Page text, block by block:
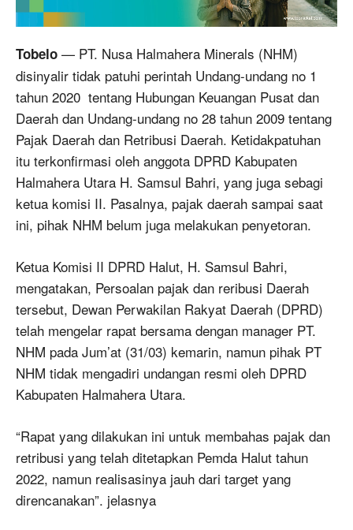
Tobelo — PT. Nusa Halmahera Minerals (NHM)
disinyalir tidak patuhi perintah Undang-undang no 1
tahun 2020 tentang Hubungan Keuangan Pusat dan
Daerah dan Undang-undang no 28 tahun 2009 tentang
Pajak Daerah dan Retribusi Daerah. Ketidakpatuhan
itu terkonfirmasi oleh anggota DPRD Kabupaten
Halmahera Utara H. Samsul Bahri, yang juga sebagi
ketua komisi II. Pasalnya, pajak daerah sampai saat
ini, pihak NHM belum juga melakukan penyetoran.
Ketua Komisi II DPRD Halut, H. Samsul Bahri,
mengatakan, Persoalan pajak dan reribusi Daerah
tersebut, Dewan Perwakilan Rakyat Daerah (DPRD)
telah mengelar rapat bersama dengan manager PT.
NHM pada Jum’at (31/03) kemarin, namun pihak PT
NHM tidak mengadiri undangan resmi oleh DPRD
Kabupaten Halmahera Utara.
“Rapat yang dilakukan ini untuk membahas pajak dan
retribusi yang telah ditetapkan Pemda Halut tahun
2022, namun realisasinya jauh dari target yang
direncanakan”. jelasnya